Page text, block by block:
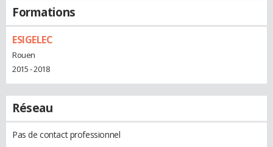
Formations
ESIGELEC
Rouen
2015 - 2018
Réseau
Pas de contact professionnel